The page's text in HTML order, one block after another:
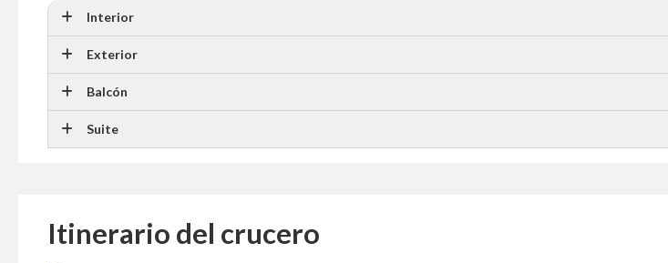
Interior
Exterior
Balcón
Suite
Itinerario del crucero